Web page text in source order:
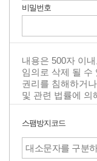
비밀번호
스팸방지코드